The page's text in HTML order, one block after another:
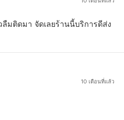
ลืมติดมา จัดเลยร้านนี้บริการดีส่ง
10 เดือนที่แล้ว